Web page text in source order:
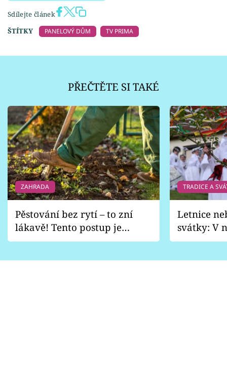
Sdílejte článek
ŠTÍTKY
PANELOVÝ DŮM TV PRIMA
PŘEČTĚTE SI TAKÉ
ZAHRADA
Pěstování bez rytí – to zní
lákavě! Tento postup je
vhodný jen pro některé
TRADICE A
Letnice
svátky: V
pondělí